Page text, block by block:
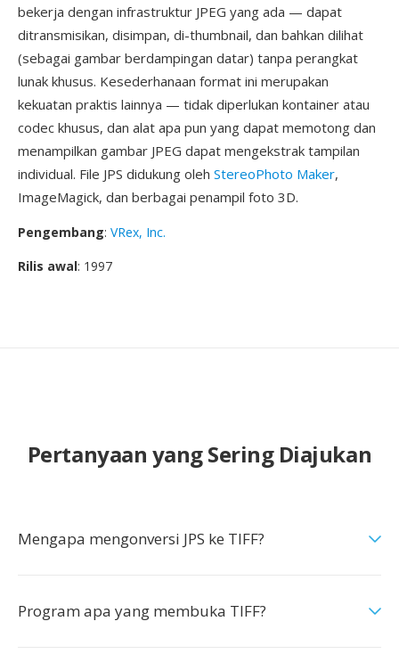
bekerja dengan infrastruktur JPEG yang ada — dapat
ditransmisikan, disimpan, di-thumbnail, dan bahkan dilihat
(sebagai gambar berdampingan datar) tanpa perangkat
lunak khusus. Kesederhanaan format ini merupakan
kekuatan praktis lainnya — tidak diperlukan kontainer atau
codec khusus, dan alat apa pun yang dapat memotong dan
menampilkan gambar JPEG dapat mengekstrak tampilan
individual. File JPS didukung oleh StereoPhoto Maker,
ImageMagick, dan berbagai penampil foto 3D.
Pengembang: VRex, Inc.
Rilis awal: 1997
Pertanyaan yang Sering Diajukan
Mengapa mengonversi JPS ke TIFF?
Program apa yang membuka TIFF?